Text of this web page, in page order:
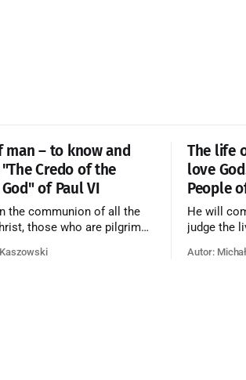
man – to know and
Credo of the
of Paul VI
the communion of all the
those who are pilgrims
the blessed in heaven, all
The life
love
People
He will
judge the
responded
Autor: